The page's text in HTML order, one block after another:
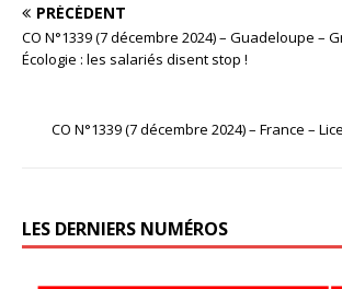
PRÉCÉDENT
CO N°1339 (7 décembre 2024) – Guadeloupe –
Écologie : les salariés disent stop !
CO N°1339 (7 décembre 2024) – France –
LES DERNIERS NUMÉROS